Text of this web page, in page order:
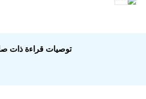
توصيات قراءة ذات